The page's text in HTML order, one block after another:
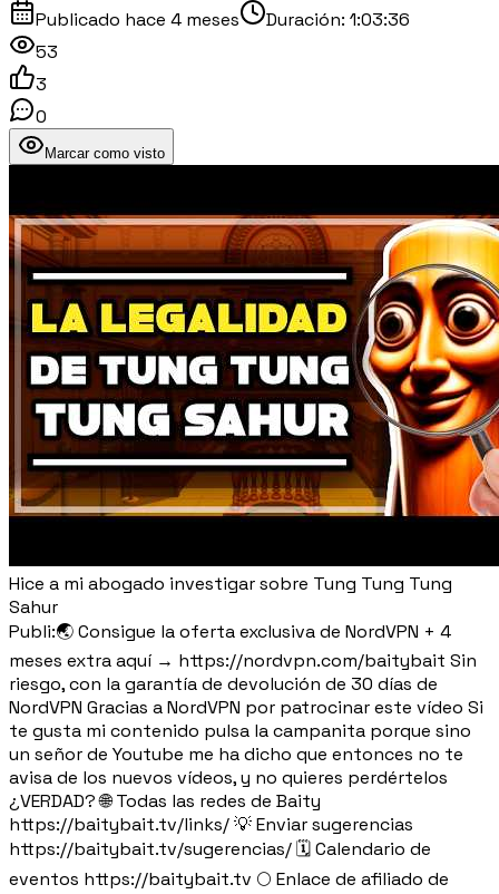
Publicado hace 4 meses Duración: 1:03:36
53
3
0
Marcar como visto
Hice a mi abogado investigar sobre Tung Tung Tung
Sahur
Publi:🌏 Consigue la oferta exclusiva de NordVPN + 4
meses extra aquí → https://nordvpn.com/baitybait Sin
riesgo, con la garantía de devolución de 30 días de
NordVPN Gracias a NordVPN por patrocinar este vídeo Si
te gusta mi contenido pulsa la campanita porque sino
un señor de Youtube me ha dicho que entonces no te
avisa de los nuevos vídeos, y no quieres perdértelos
¿VERDAD? 🌐 Todas las redes de Baity
https://baitybait.tv/links/ 💡 Enviar sugerencias
https://baitybait.tv/sugerencias/ 🗓️ Calendario de
eventos https://baitybait.tv 🌕 Enlace de afiliado de